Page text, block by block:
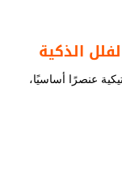
الذكية
عنصرًا أساسيًا،